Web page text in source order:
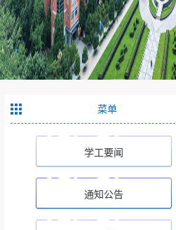
菜单
学工要闻
通知公告